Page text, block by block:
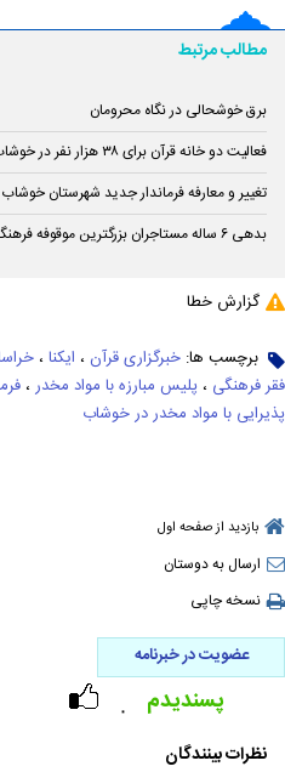
مطالب مرتبط
برق خوشحالی در نگاه محرومان
فعالیت دو خانه قرآن برای ۳۸ هزار نفر در خوشاب
تغییر و معارفه فرماندار جدید شهرستان خوشاب
بدهی ۶ ساله مستاجران بزرگترین موقوفه فرهنگی در خوشاب
گزارش خطا
برچسب ها: خبرگزاری قرآن ، ایکنا ،
فقر فرهنگی ، پلیس مبارزه با مواد مخدر ،
پذیرایی با مواد مخدر در خوشاب
بازدید از صفحه اول
ارسال به دوستان
نسخه چاپی
عضویت در خبرنامه
۰ پسندیدم
نظرات بینندگان